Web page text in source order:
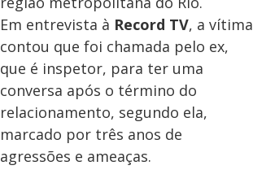
Em entrevista à Record TV, a vítima
contou que foi chamada pelo ex,
que é inspetor, para ter uma
conversa após o término do
relacionamento, segundo ela,
marcado por três anos de
agressões e ameaças.